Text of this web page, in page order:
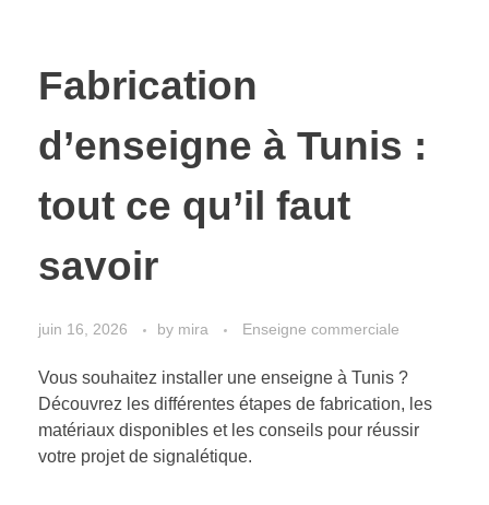
Fabrication
d’enseigne à Tunis :
tout ce qu’il faut
savoir
juin 16, 2026 by mira Enseigne commerciale
Vous souhaitez installer une enseigne à Tunis ?
Découvrez les différentes étapes de fabrication, les
matériaux disponibles et les conseils pour réussir
votre projet de signalétique.